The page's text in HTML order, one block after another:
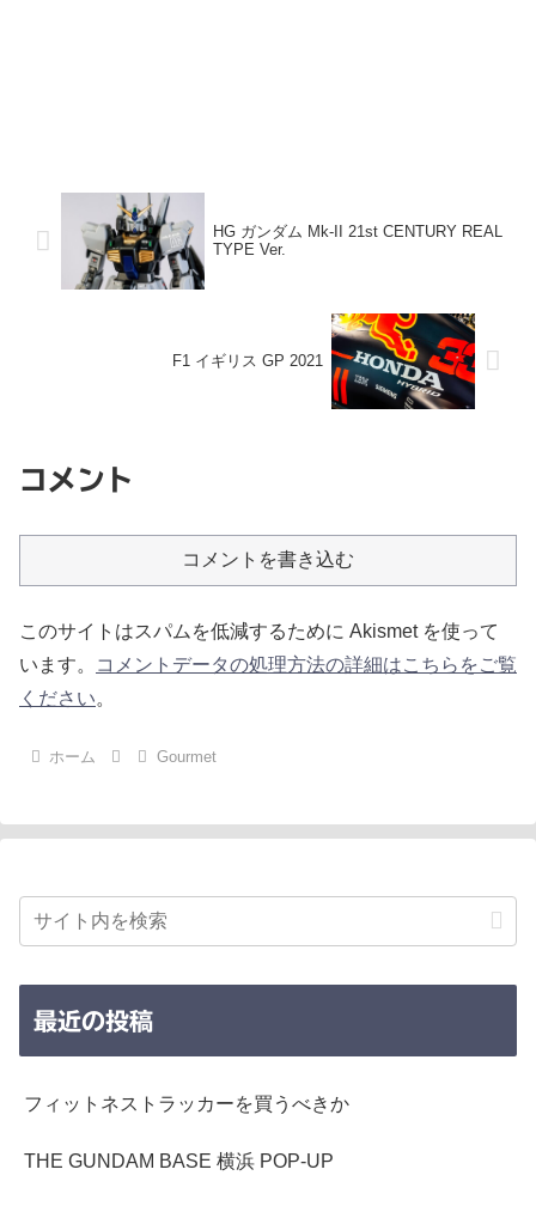
HG ガンダム Mk-II 21st CENTURY REAL
TYPE Ver.
F1 イギリス GP 2021
コメント
コメントを書き込む
このサイトはスパムを低減するために Akismet を使って
います。
コメントデータの処理方法の詳細はこちらをご覧
ください。
ホーム Gourmet
最近の投稿
フィットネストラッカーを買うべきか
THE GUNDAM BASE 横浜 POP-UP